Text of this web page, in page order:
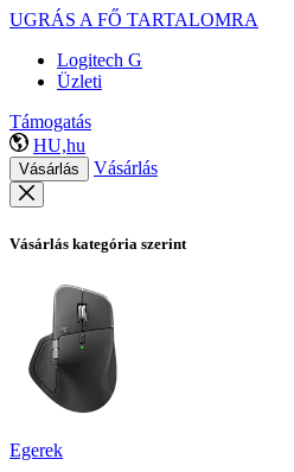
UGRÁS A FŐ TARTALOMRA
Logitech G
Üzleti
Támogatás
HU,hu
Vásárlás Vásárlás
Vásárlás kategória szerint
Egerek